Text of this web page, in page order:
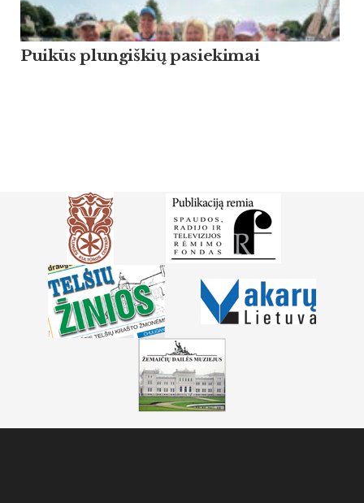
Puikūs plungiškių pasiekimai